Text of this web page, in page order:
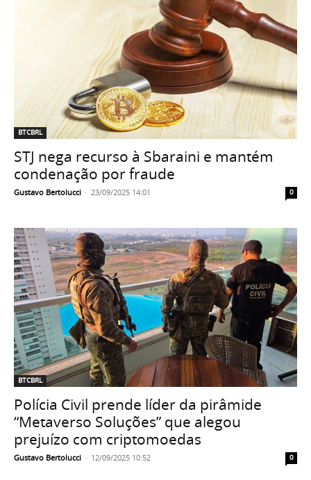
BTCBRL
STJ nega recurso à Sbaraini e mantém
condenação por fraude
Gustavo Bertolucci - 23/09/2025 14:01 0
BTCBRL
Polícia Civil prende líder da pirâmide
“Metaverso Soluções” que alegou
prejuízo com criptomoedas
Gustavo Bertolucci - 12/09/2025 10:52 0